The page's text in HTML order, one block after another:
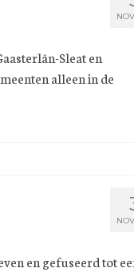
Sleat en
alleen in de
en gefuseerd tot